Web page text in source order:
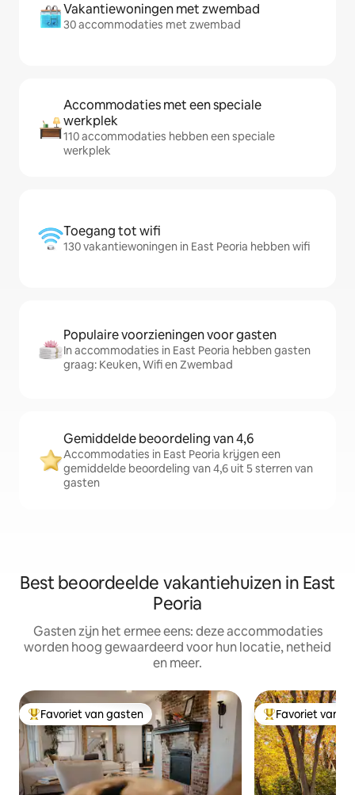
Vakantiewoningen met zwembad
30 accommodaties met zwembad
Accommodaties met een speciale
werkplek
110 accommodaties hebben een speciale
werkplek
Toegang tot wifi
130 vakantiewoningen in East Peoria hebben wifi
Populaire voorzieningen voor gasten
In accommodaties in East Peoria hebben gasten
graag: Keuken, Wifi en Zwembad
Gemiddelde beoordeling van 4,6
Accommodaties in East Peoria krijgen een
gemiddelde beoordeling van 4,6 uit 5 sterren van
gasten
Best beoordeelde vakantiehuizen in East
Peoria
Gasten zijn het ermee eens: deze accommodaties
worden hoog gewaardeerd voor hun locatie, netheid
en meer.
Topfavoriet van gasten
Favoriet van gasten Topfavoriet van
Favoriet van